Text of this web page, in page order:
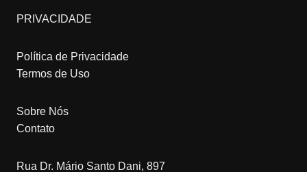
PRIVACIDADE
Política de Privacidade
Termos de Uso
Sobre Nós
Contato
Rua Dr. Mário Santo Dani, 897